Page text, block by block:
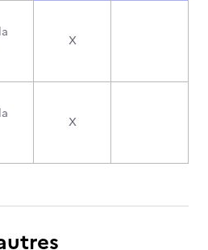
X
X